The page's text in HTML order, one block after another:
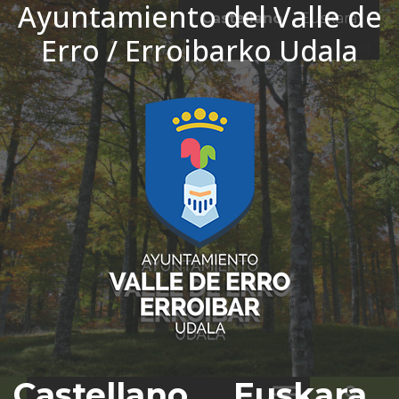
Ayuntamiento del Valle de
Erro / Erroibarko Udala
Ir al contenido
Castellano
Euskara
El tiempo - Tutiempo.net